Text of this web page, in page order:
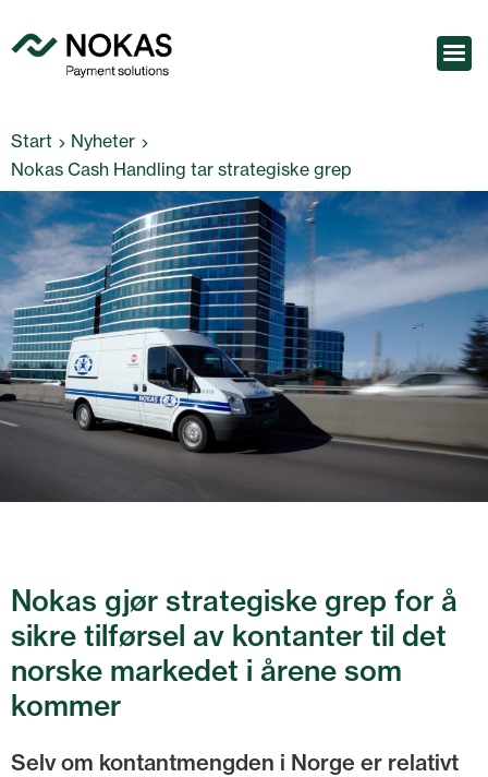
Start
Nyheter
Nokas Cash Handling tar strategiske grep
Nokas gjør strategiske grep for å
sikre tilførsel av kontanter til det
norske markedet i årene som
kommer
Selv om kontantmengden i Norge er relativt